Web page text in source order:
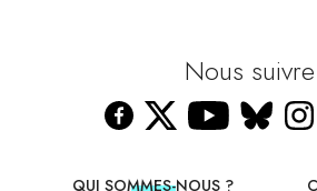
Nous suivre
QUI SOMMES-NOUS ?